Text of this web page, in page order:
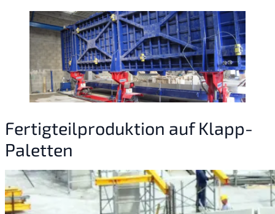
Fertigteilproduktion auf Klapp-
Paletten